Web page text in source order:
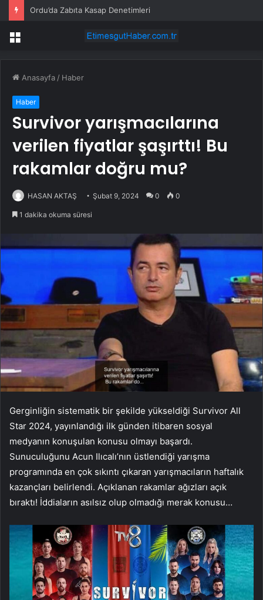
Ordu’da Zabıta Kasap Denetimleri
Menü
Anasayfa / Haber
Haber
Survivor yarışmacılarına
verilen fiyatlar şaşırttı! Bu
rakamlar doğru mu?
HASAN AKTAŞ Şubat 9, 2024 0 0
1 dakika okuma süresi
Gerginliğin sistematik bir şekilde yükseldiği Survivor All
Star 2024, yayınlandığı ilk günden itibaren sosyal
medyanın konuşulan konusu olmayı başardı.
Sunuculuğunu Acun Ilıcalı’nın üstlendiği yarışma
programında en çok sıkıntı çıkaran yarışmacıların haftalık
kazançları belirlendi. Açıklanan rakamlar ağızları açık
bıraktı! İddiaların asılsız olup olmadığı merak konusu…